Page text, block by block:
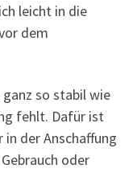
leicht in die
dem
so stabil wie
fehlt. Dafür ist
der Anschaffung
oder